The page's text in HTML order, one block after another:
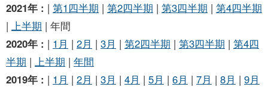
2021年 : | 第1四半期 | 第2四半期 | 第3四半期 | 第4四半期
| 上半期 | 年間
2020年 : | 1月 | 2月 | 3月 | 第2四半期 | 第3四半期 | 第4四
半期 | 上半期 | 年間
2019年 : | 1月 | 2月 | 3月 | 4月 | 5月 | 6月 | 7月 | 8月 | 9月